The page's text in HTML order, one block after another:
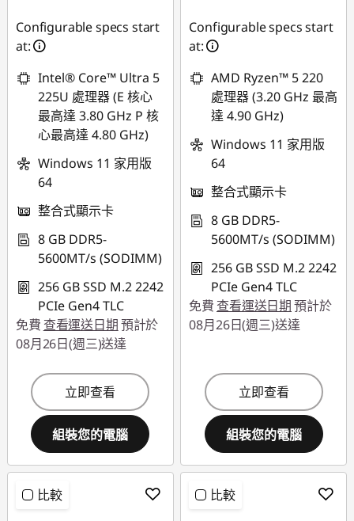
NT$23,238
eCoupon 折扣 :-
NT$25,613
*以上優惠僅能擇一使
用
THINKSPECIALTW
Configurable specs start
at:
Intel® Core™ Ultra 5
225U 處理器 (E 核心
最高達 3.80 GHz P 核
心最高達 4.80 GHz)
Windows 11 家用版
64
整合式顯示卡
8 GB DDR5-
5600MT/s (SODIMM)
256 GB SSD M.2 2242
PCIe Gen4 TLC
免費 查看運送日期預計於
08月26日(週三)送達
立即查看
組裝您的電腦
Configurable specs start
at:
AMD Ryzen™ 5 220
處理器 (3.20 GHz 最高
達 4.90 GHz)
Windows 11 家用版
64
整合式顯示卡
8 GB DDR5-
5600MT/s (SODIMM)
256 GB SSD M.2 2242
PCIe Gen4 TLC
免費 查看運送日期預計於
08月26日(週三)送達
立即查看
組裝您的電腦
比較 比較